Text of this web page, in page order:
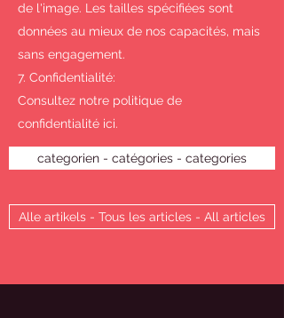
de l'image. Les tailles spécifiées sont
données au mieux de nos capacités, mais
sans engagement.
7. Confidentialité:
Consultez notre politique de
confidentialité ici.
categorien - catégories - categories
Alle artikels - Tous les articles - All articles